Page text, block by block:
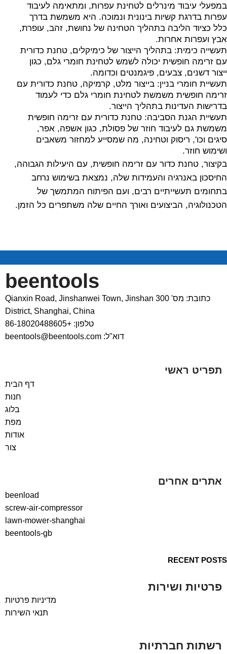
במפעלי עיבוד מינרלים לטחינת עפרות, ומתאימה לעיבוד
עפרות בדרגת קשיות בינונית ונמוכה. היא משמשת בדרך
כלל כציוד הליבה בתהליך הטחינה של נחושת, זהב, עופרת,
אבץ ועפרות אחרות.
תעשייה כימית: בתהליך הייצור של כימיקלים, טחנת כדורית
עם זרימה חופשית יכולה לשמש לטחינת חומרי גלם, כגון
ייצור דשנים, צבעים, פיגמנטים וכדומה.
תעשיית חומרי בניין: בייצור מלט, קרמיקה, טחנת כדורית עם
זרימה חופשית משמשת לטחינת חומרי גלם כדי לעמוד
בדרישות העדינות בתהליך הייצור.
תעשיית הגנת הסביבה: טחנת כדורית עם זרימה חופשית
משמשת גם לעיבוד חוזר של פסולת, כגון אשפה, אפר,
סיגים וכו', ריסוק וטחינה, מה שמסייע למחזור משאבים
ושימוש חוזר.
בקיצור, טחנת כדור עם זרימה חופשית, עם היעילות הגבוהה,
החיסכון באנרגיה והעמידות שלה, נמצאת בשימוש נרחב
בתחומים תעשייתיים רבים, ועם הפיתוח המתמשך של
הטכנולוגיה, הביצועים ואורך החיים שלה משתפרים כל הזמן.
beentools
כתובת: מס' 300 Qianxin Road, Jinshanwei Town, Jinshan
District, Shanghai, China
טלפון: +86-18020488605
דוא"ל: beentools@beentools.com
תפריט ראשי
דף הבית
חנות
בלוג
מפת
אודות
צור
אתרים אחרים
beenload
screw-air-compressor
lawn-mower-shanghai
beentools-gb
RECENT POSTS
פרטיות ושירות
מדיניות פרטיות
תנאי השירות
רשתות חברתיות